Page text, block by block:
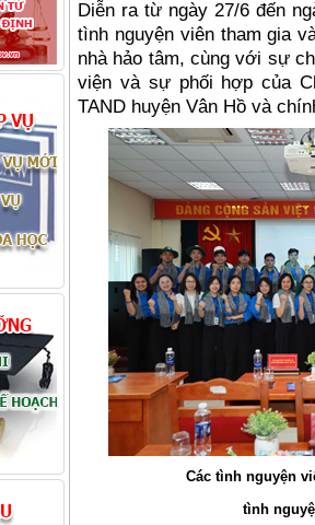
Diễn ra từ ngày 27/6 đến
tình nguyện viên tham gia
nhà hảo tâm, cùng với sự
viện và sự phối hợp của
TAND huyện Vân Hồ và
Các tình nguyện
tình